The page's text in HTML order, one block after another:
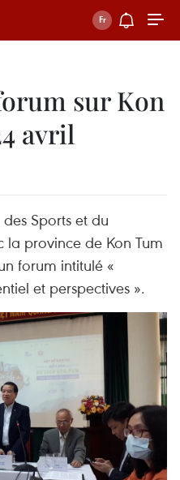
sur Kon
avril
Sports et du
province de Kon Tum
forum intitulé «
et perspectives ».